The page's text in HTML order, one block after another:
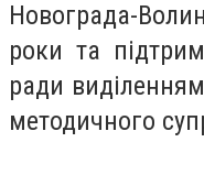
Новограда-
роки та
ради
методичного